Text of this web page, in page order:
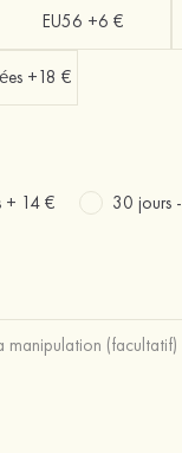
EU56 +6 €
+18 €
+ 14 € 30 jours -